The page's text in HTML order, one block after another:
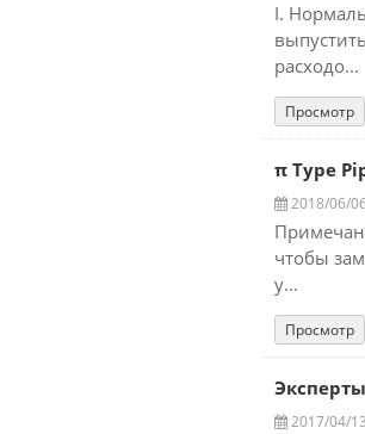
I.
расходо...
Просмотр
π Type
2018/06/06
чтобы
у...
Просмотр
2017/04/13